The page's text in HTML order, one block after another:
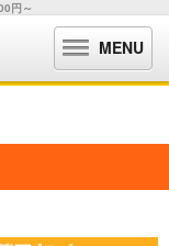
円～
MENU